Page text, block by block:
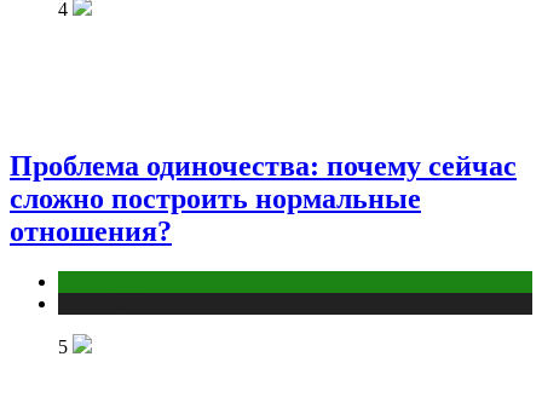
4
Проблема одиночества: почему сейчас
сложно построить нормальные
отношения?
5